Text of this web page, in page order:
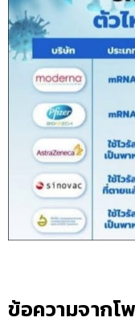
ข้อความจากโ